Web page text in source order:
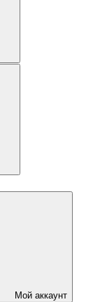
Мой аккаунт